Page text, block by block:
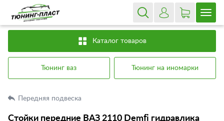
Каталог товаров
Тюнинг ваз Тюнинг на иномарки
Передняя подвеска
Стойки передние ВАЗ 2110 Demfi гидравлика